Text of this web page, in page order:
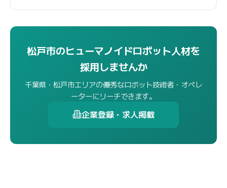
松戸市のヒューマノイドロボット人材を
採用しませんか
千葉県・松戸市エリアの優秀なロボット技術者・オペレ
ーターにリーチできます。
企業登録・求人掲載